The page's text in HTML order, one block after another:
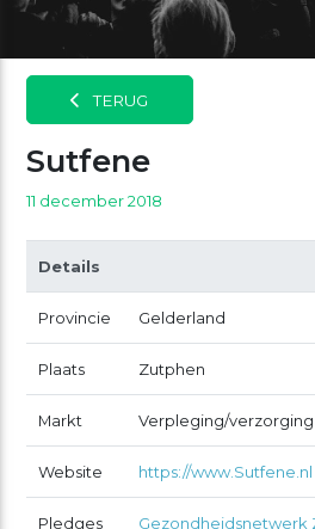
TERUG
Sutfene
11 december 2018
Details
Provincie Gelderland
Plaats Zutphen
Markt Verpleging/verzorging
Website https://www.Sutfene.nl
Pledges Gezondheidsnetwerk